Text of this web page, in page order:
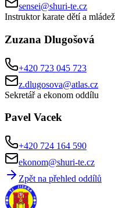
sensei@shuri-te.cz
Instruktor karate dětí a
Zuzana Dlugošová
+420 723 045 723
z.dlugosova@atlas.cz
Sekretář a ekonom oddílu
Pavel Vacek
+420 724 164 590
ekonom@shuri-te.cz
Zpět na přehled oddílů